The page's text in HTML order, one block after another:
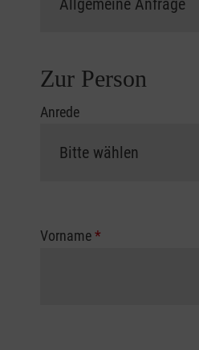
Zur Person
Anrede
Vorname*